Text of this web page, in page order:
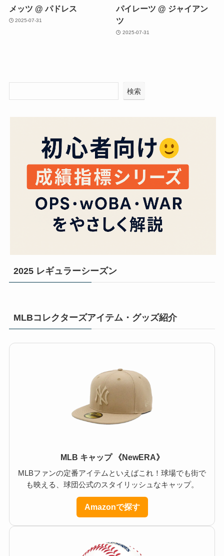
メッツ @ パドレス
2025-07-31
パイレーツ @ ジャイアン
ツ
2025-07-31
検索
2025 レギュラーシーズン
MLBコレクターズアイテム・グッズ紹介
MLB キャップ 《NewERA》
MLBファンの定番アイテムといえばこれ！球場でも街で
も映える、球団公式のスタイリッシュなキャップ。
Amazonで探す